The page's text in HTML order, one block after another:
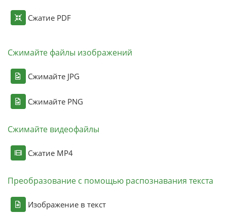
Сжатие PDF
Сжимайте файлы изображений
Сжимайте JPG
Сжимайте PNG
Сжимайте видеофайлы
Сжатие MP4
Преобразование с помощью распознавания текста
Изображение в текст